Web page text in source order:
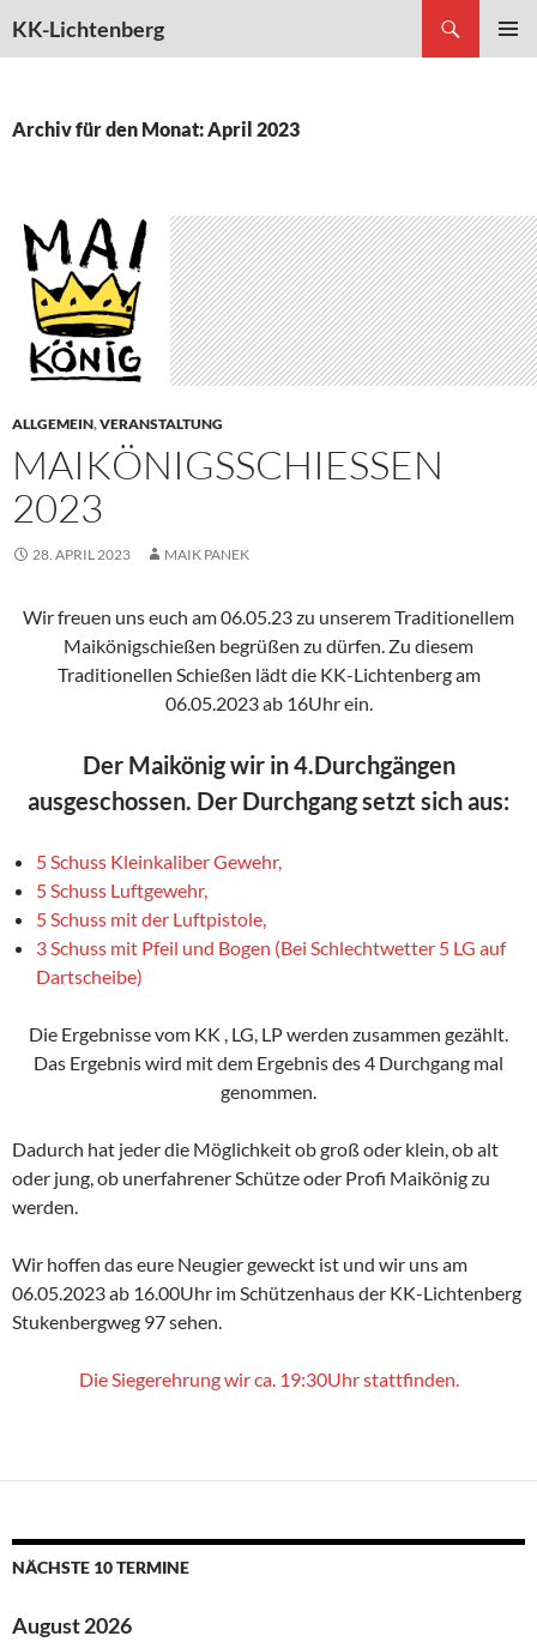
KK-Lichtenberg
Archiv für den Monat: April 2023
ALLGEMEIN,VERANSTALTUNG
MAIKÖNIGSSCHIESSEN 2
023
28. APRIL 2023 MAIK PANEK
Wir freuen uns euch am 06.05.23 zu unserem Traditionellem
Maikönigschießen begrüßen zu dürfen. Zu diesem
Traditionellen Schießen lädt die KK-Lichtenberg am
06.05.2023 ab 16Uhr ein.
Der Maikönig wir in 4.Durchgängen
ausgeschossen. Der Durchgang setzt sich aus:
5 Schuss Kleinkaliber Gewehr,
5 Schuss Luftgewehr,
5 Schuss mit der Luftpistole,
3 Schuss mit Pfeil und Bogen (Bei Schlechtwetter 5 LG auf
Dartscheibe)
Die Ergebnisse vom KK , LG, LP werden zusammen gezählt.
Das Ergebnis wird mit dem Ergebnis des 4 Durchgang mal
genommen.
Dadurch hat jeder die Möglichkeit ob groß oder klein, ob alt
oder jung, ob unerfahrener Schütze oder Profi Maikönig zu
werden.
Wir hoffen das eure Neugier geweckt ist und wir uns am
06.05.2023 ab 16.00Uhr im Schützenhaus der KK-Lichtenberg
Stukenbergweg 97 sehen.
Die Siegerehrungwir ca. 19:30Uhr stattfinden.
NÄCHSTE 10 TERMINE
August 2026